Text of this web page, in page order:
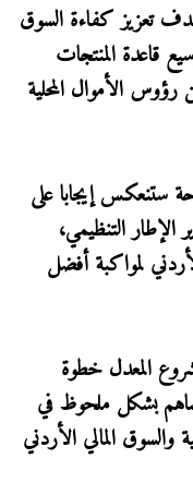
تعزيز كفاءة السوق
قاعدة المنتجات
الأموال المحلية
ستنعكس إيجابا على
التنظيمي،
لمواكبة أفضل
المعدل خطوة
يساهم بشكل ملحوظ في
والسوق المالي الأردني